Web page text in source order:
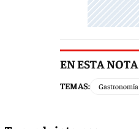
EN ESTA NOTA
TEMAS: Gastronomía